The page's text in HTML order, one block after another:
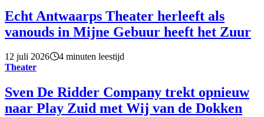
Echt Antwaarps Theater herleeft als
vanouds in Mijne Gebuur heeft het Zuur
12 juli 2026
4 minuten leestijd
Theater
Sven De Ridder Company trekt opnieuw
naar Play Zuid met Wij van de Dokken